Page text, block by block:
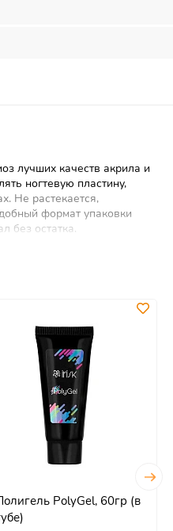
лучших качеств акрила и
ногтевую пластину,
Не растекается,
формат упаковки
без остатка.
для работы с PolyGel
PolyGel, 60гр (в